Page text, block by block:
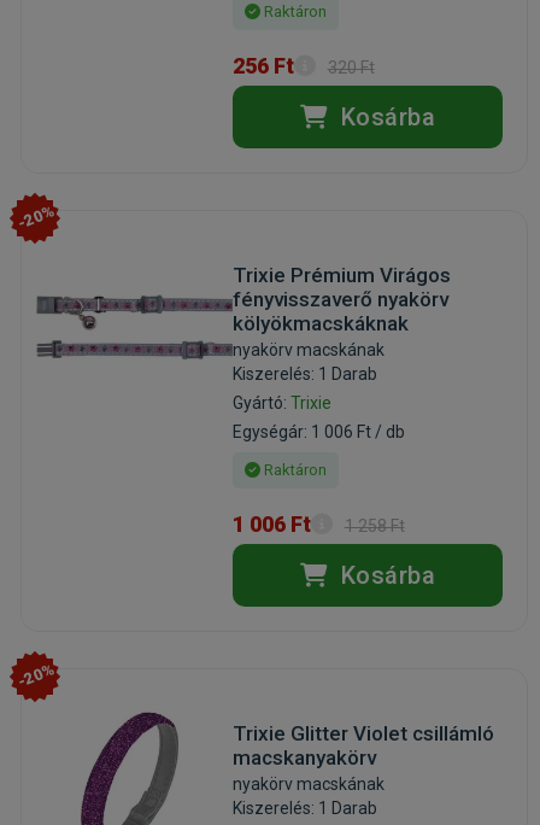
Raktáron
256 Ft 320 Ft
Kosárba
-20%
Trixie Prémium Virágos
fényvisszaverő nyakörv
kölyökmacskáknak
nyakörv macskának
Kiszerelés: 1 Darab
Gyártó: Trixie
Egységár: 1 006 Ft / db
Raktáron
1 006 Ft 1 258 Ft
Kosárba
-20%
Trixie Glitter Violet csillámló
macskanyakörv
nyakörv macskának
Kiszerelés: 1 Darab